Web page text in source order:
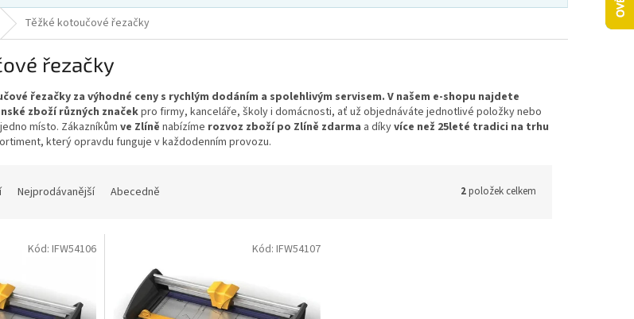
Těžké kotoučové řezačky
řezačky
řezačky za výhodné ceny s rychlým dodáním a spolehlivým servisem. V našem e-shopu najdete
zboží různých značekpro firmy, kanceláře, školy i domácnosti, ať už objednáváte jednotlivé položky nebo
místo. Zákazníkůmve Zlíně nabízíme rozvoz zboží po Zlíně zdarma a díkyvíce než 25leté tradici na trhu
který opravdu funguje v každodenním provozu.
Nejprodávanější Abecedně 2položek celkem
Kód: IFW54106 Kód: IFW54107